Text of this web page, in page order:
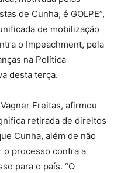
de Cunha, é GOLPE”,
de mobilização
o Impeachment, pela
na Política
desta terça.
Freitas, afirmou
retirada de direitos
Cunha, além de não
o processo contra a
para o país. “O